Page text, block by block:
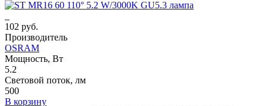
102 руб.
Производитель
OSRAM
Мощность, Вт
5.2
Световой поток, лм
500
В корзину